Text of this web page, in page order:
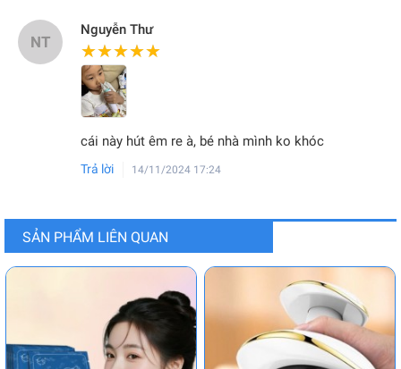
NT
Nguyễn Thư
★★★★★
★★★★★
cái này hút êm re à, bé nhà mình ko khóc
Trả lời 14/11/2024 17:24
SẢN PHẨM LIÊN QUAN